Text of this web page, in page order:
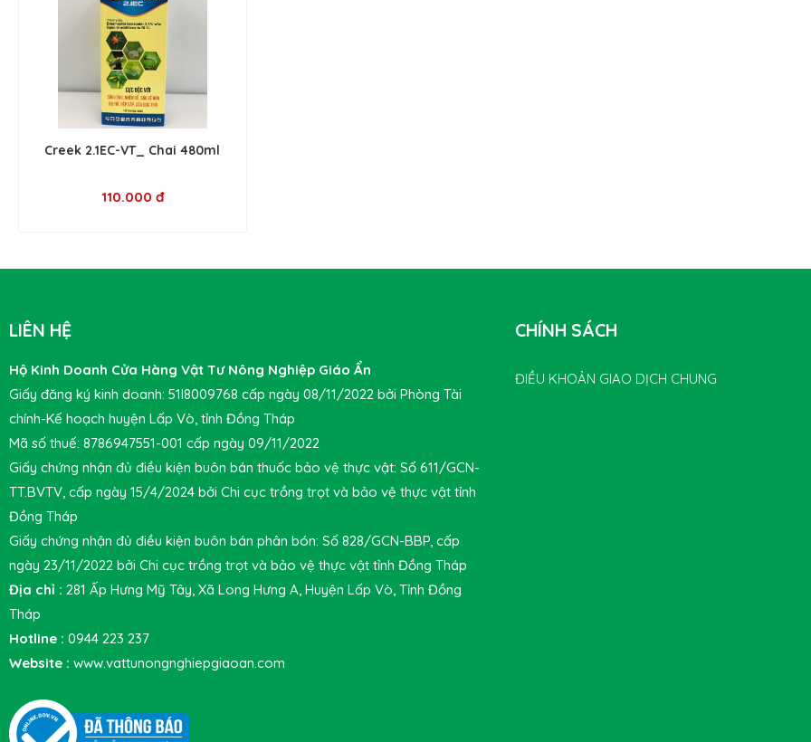
Creek 2.1EC-VT_ Chai 480ml
110.000 đ
LIÊN HỆ
Hộ Kinh Doanh Cửa Hàng Vật Tư Nông Nghiệp Giáo Ẩn
Giấy đăng ký kinh doanh: 51I8009768 cấp ngày 08/11/2022 bởi Phòng Tài
chính-Kế hoạch huyện Lấp Vò, tỉnh Đồng Tháp
Mã số thuế: 8786947551-001 cấp ngày 09/11/2022
Giấy chứng nhận đủ điều kiện buôn bán thuốc bảo vệ thực vật: Số 611/GCN-
TT.BVTV, cấp ngày 15/4/2024 bởi Chi cục trồng trọt và bảo vệ thực vật tỉnh
Đồng Tháp
Giấy chứng nhận đủ điều kiện buôn bán phân bón: Số 828/GCN-BBP, cấp
ngày 23/11/2022 bởi Chi cục trồng trọt và bảo vệ thực vật tỉnh Đồng Tháp
Địa chỉ : 281 Ấp Hưng Mỹ Tây, Xã Long Hưng A, Huyện Lấp Vò, Tỉnh Đồng
Tháp
Hotline : 0944 223 237
Website : www.vattunongnghiepgiaoan.com
CHÍNH SÁCH
ĐIỀU KHOẢN GIAO DỊCH CHUNG